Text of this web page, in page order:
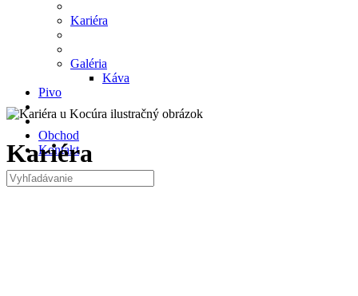
Kariéra
Galéria
Káva
Pivo
Obchod
Kontakt
Kariéra